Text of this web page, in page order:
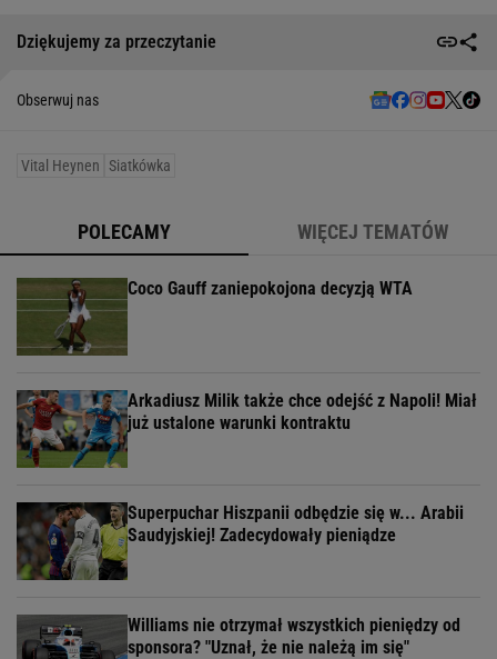
Dziękujemy za przeczytanie
Obserwuj nas
Vital Heynen Siatkówka
POLECAMY WIĘCEJ TEMATÓW
Coco Gauff zaniepokojona decyzją WTA
Arkadiusz Milik także chce odejść z Napoli! Miał
już ustalone warunki kontraktu
Superpuchar Hiszpanii odbędzie się w... Arabii
Saudyjskiej! Zadecydowały pieniądze
Williams nie otrzymał wszystkich pieniędzy od
sponsora? "Uznał, że nie należą im się"